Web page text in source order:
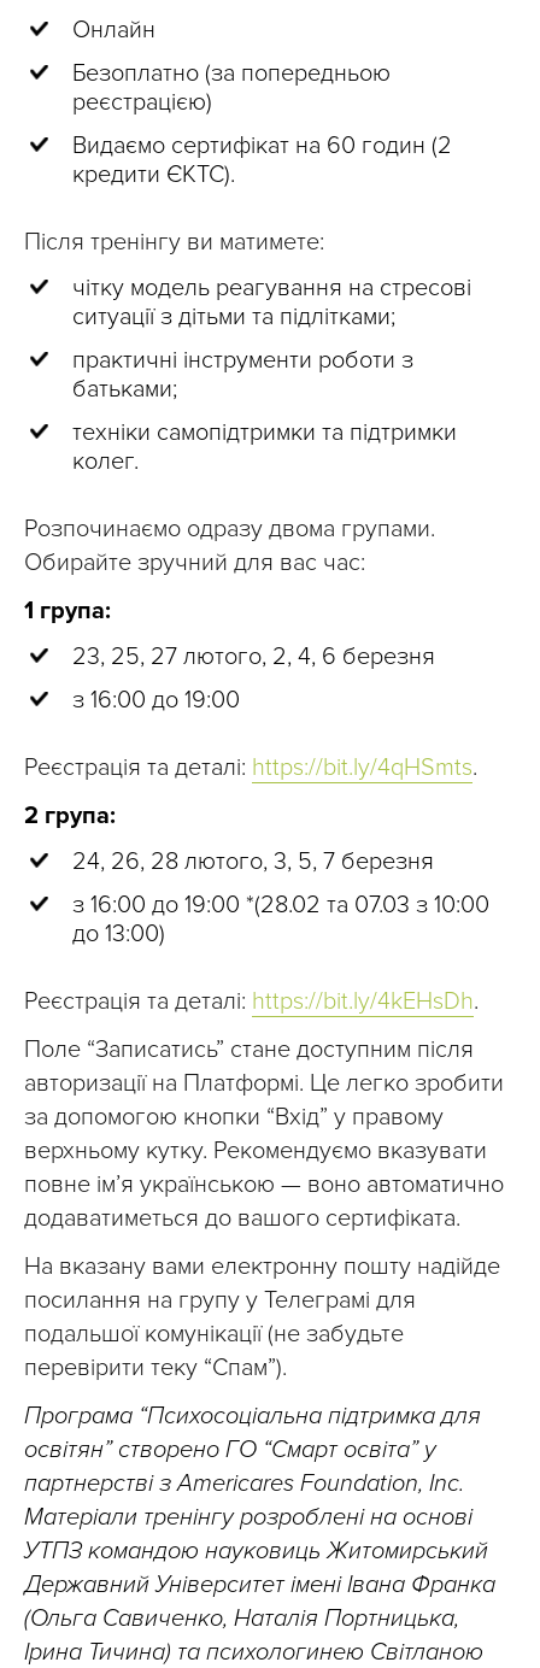
Онлайн
Безоплатно (за попередньою
реєстрацією)
Видаємо сертифікат на 60 годин (2
кредити ЄКТС).
Після тренінгу ви матимете:
чітку модель реагування на стресові
ситуації з дітьми та підлітками;
практичні інструменти роботи з
батьками;
техніки самопідтримки та підтримки
колег.
Розпочинаємо одразу двома групами.
Обирайте зручний для вас час:
1 група:
23, 25, 27 лютого, 2, 4, 6 березня
з 16:00 до 19:00
Реєстрація та деталі: https://bit.ly/4qHSmts.
2 група:
24, 26, 28 лютого, 3, 5, 7 березня
з 16:00 до 19:00 *(28.02 та 07.03 з 10:00
до 13:00)
Реєстрація та деталі: https://bit.ly/4kEHsDh.
Поле “Записатись” стане доступним після
авторизації на Платформі. Це легко зробити
за допомогою кнопки “Вхід” у правому
верхньому кутку. Рекомендуємо вказувати
повне ім’я українською — воно автоматично
додаватиметься до вашого сертифіката.
На вказану вами електронну пошту надійде
посилання на групу у Телеграмі для
подальшої комунікації (не забудьте
перевірити теку “Спам”).
Програма “Психосоціальна підтримка для
освітян” створено ГО “Смарт освіта” у
партнерстві з Americares Foundation, Inc.
Матеріали тренінгу розроблені на основі
УТПЗ командою науковиць Житомирський
Державний Університет імені Івана Франка
(Ольга Савиченко, Наталія Портницька,
Ірина Тичина) та психологинею Світланою